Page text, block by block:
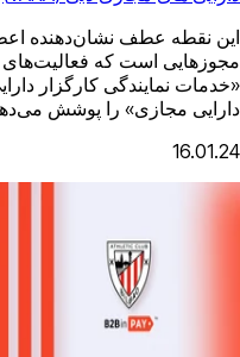
«خدمات تبادل دارایی
دارایی مجازی»، و «خدمات
می‌دهند.